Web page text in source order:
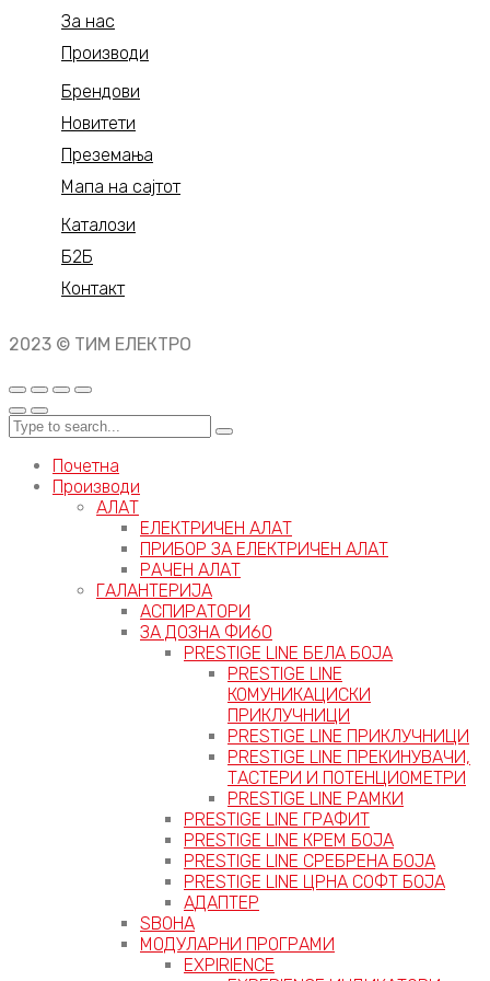
За нас
Производи
Брендови
Новитети
Преземања
Мапа на сајтот
Каталози
Б2Б
Контакт
2023 © ТИМ ЕЛЕКТРО
Почетна
Производи
АЛАТ
ЕЛЕКТРИЧЕН АЛАТ
ПРИБОР ЗА ЕЛЕКТРИЧЕН АЛАТ
РАЧЕН АЛАТ
ГАЛАНТЕРИЈА
АСПИРАТОРИ
ЗА ДОЗНА ФИ60
PRESTIGE LINE БЕЛА БОЈА
PRESTIGE LINE
КОМУНИКАЦИСКИ
ПРИКЛУЧНИЦИ
PRESTIGE LINE ПРИКЛУЧНИЦИ
PRESTIGE LINE ПРЕКИНУВАЧИ,
ТАСТЕРИ И ПОТЕНЦИОМЕТРИ
PRESTIGE LINE РАМКИ
PRESTIGE LINE ГРАФИТ
PRESTIGE LINE КРЕМ БОЈА
PRESTIGE LINE СРЕБРЕНА БОЈА
PRESTIGE LINE ЦРНА СОФТ БОЈА
АДАПТЕР
ЅВОНА
МОДУЛАРНИ ПРОГРАМИ
EXPIRIENCE